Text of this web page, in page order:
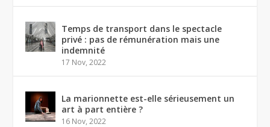
Temps de transport dans le spectacle
privé : pas de rémunération mais une
indemnité
17 Nov, 2022
La marionnette est-elle sérieusement un
art à part entière ?
16 Nov, 2022